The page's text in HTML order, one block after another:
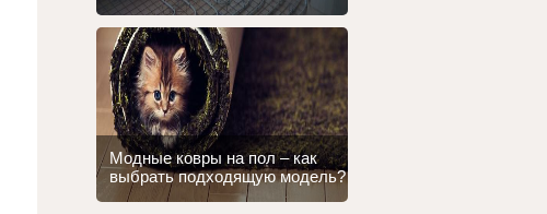
Модные ковры на пол – как
выбрать подходящую модель?